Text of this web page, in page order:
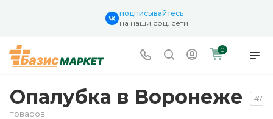
подписывайтесь
на наши соц. сети
0
Опалубка в Воронеже
47
товаров